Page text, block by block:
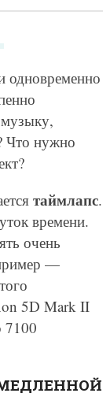
одновременно
Что нужно
таймлапс.
времени.
очень
—
5D Mark II
7100